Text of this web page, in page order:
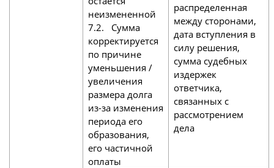
неизмененной
7.2. Сумма
корректируется
по причине
уменьшения /
увеличения
размера долга
из-за изменения
периода его
образования,
его частичной
оплаты
распределенная
между сторонами,
дата вступления в
силу решения,
сумма судебных
издержек
ответчика,
связанных с
рассмотрением
дела